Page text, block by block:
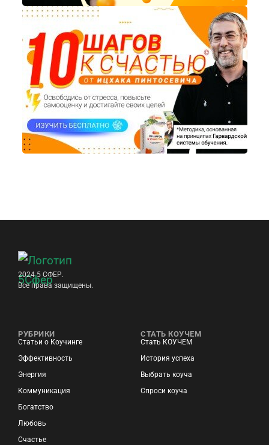
2024 5 СФЕР.
Все права защищены.
РУБРИКИ
Статьи о Коучинге
Эффективность
Энергия
Коммуникация
Богатство
Любовь
Счастье
СТАТЬ КОУЧЕМ
Стать КОУЧЕМ
История успеха
Выбрать коуча
Спроси коуча